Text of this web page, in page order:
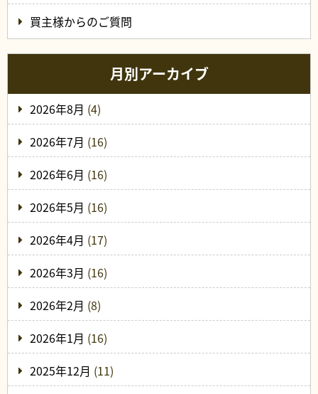
買主様からのご質問
月別アーカイブ
2026年8月 (4)
2026年7月 (16)
2026年6月 (16)
2026年5月 (16)
2026年4月 (17)
2026年3月 (16)
2026年2月 (8)
2026年1月 (16)
2025年12月 (11)